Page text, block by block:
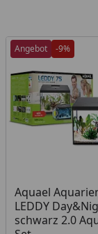
Angebot -9%
Aquael
LEDDY
schwarz 2.0